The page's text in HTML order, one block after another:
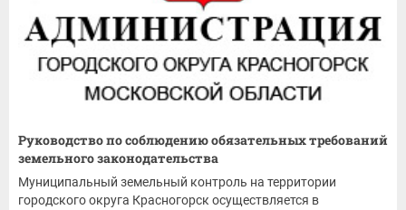
Руководство по соблюдению обязательных требований
земельного законодательства
Муниципальный земельный контроль на территории
городского округа Красногорск осуществляется в